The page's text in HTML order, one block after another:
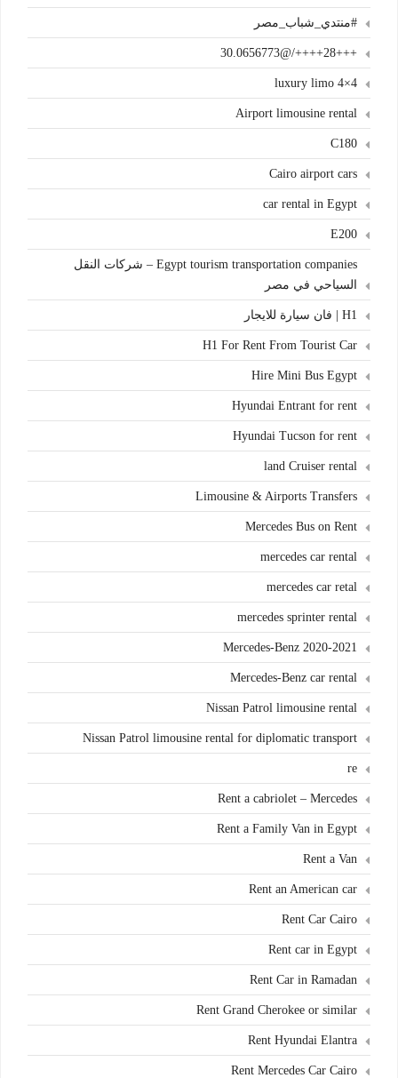
#منتدي_شباب_مصر
+++28++++/@30.0656773
4×4 luxury limo
Airport limousine rental
C180
Cairo airport cars
car rental in Egypt
E200
Egypt tourism transportation companies – شركات النقل
السياحي في مصر
H1 | فان سيارة للايجار
H1 For Rent From Tourist Car
Hire Mini Bus Egypt
Hyundai Entrant for rent
Hyundai Tucson for rent
land Cruiser rental
Limousine & Airports Transfers
Mercedes Bus on Rent
mercedes car rental
mercedes car retal
mercedes sprinter rental
Mercedes-Benz 2020-2021
Mercedes-Benz car rental
Nissan Patrol limousine rental
Nissan Patrol limousine rental for diplomatic transport
re
Rent a cabriolet – Mercedes
Rent a Family Van in Egypt
Rent a Van
Rent an American car
Rent Car Cairo
Rent car in Egypt
Rent Car in Ramadan
Rent Grand Cherokee or similar
Rent Hyundai Elantra
Rent Mercedes Car Cairo